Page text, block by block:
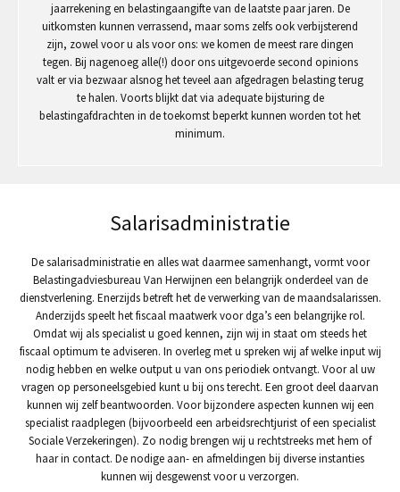
jaarrekening en belastingaangifte van de laatste paar jaren. De
uitkomsten kunnen verrassend, maar soms zelfs ook verbijsterend
zijn, zowel voor u als voor ons: we komen de meest rare dingen
tegen. Bij nagenoeg alle(!) door ons uitgevoerde second opinions
valt er via bezwaar alsnog het teveel aan afgedragen belasting terug
te halen. Voorts blijkt dat via adequate bijsturing de
belastingafdrachten in de toekomst beperkt kunnen worden tot het
minimum.
Salarisadministratie
De salarisadministratie en alles wat daarmee samenhangt, vormt voor
Belastingadviesbureau Van Herwijnen een belangrijk onderdeel van de
dienstverlening. Enerzijds betreft het de verwerking van de maandsalarissen.
Anderzijds speelt het fiscaal maatwerk voor dga’s een belangrijke rol.
Omdat wij als specialist u goed kennen, zijn wij in staat om steeds het
fiscaal optimum te adviseren. In overleg met u spreken wij af welke input wij
nodig hebben en welke output u van ons periodiek ontvangt. Voor al uw
vragen op personeelsgebied kunt u bij ons terecht. Een groot deel daarvan
kunnen wij zelf beantwoorden. Voor bijzondere aspecten kunnen wij een
specialist raadplegen (bijvoorbeeld een arbeidsrechtjurist of een specialist
Sociale Verzekeringen). Zo nodig brengen wij u rechtstreeks met hem of
haar in contact. De nodige aan- en afmeldingen bij diverse instanties
kunnen wij desgewenst voor u verzorgen.